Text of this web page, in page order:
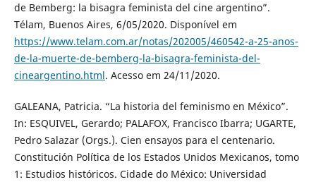
de Bemberg: la bisagra feminista del cine argentino”.
Télam, Buenos Aires, 6/05/2020. Disponível em
https://www.telam.com.ar/notas/202005/460542-a-25-anos-
de-la-muerte-de-bemberg-la-bisagra-feminista-del-
cineargentino.html. Acesso em 24/11/2020.
GALEANA, Patricia. “La historia del feminismo en México”.
In: ESQUIVEL, Gerardo; PALAFOX, Francisco Ibarra; UGARTE,
Pedro Salazar (Orgs.). Cien ensayos para el centenario.
Constitución Política de los Estados Unidos Mexicanos, tomo
1: Estudios históricos. Cidade do México: Universidad